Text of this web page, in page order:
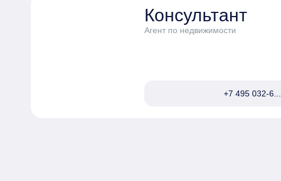
Консультант
Агент по недвижимости
+7 495 032-6...